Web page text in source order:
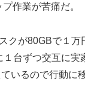
作業が苦痛だ。
クが80GBで１万
台ずつ交互に実
いるので行動に